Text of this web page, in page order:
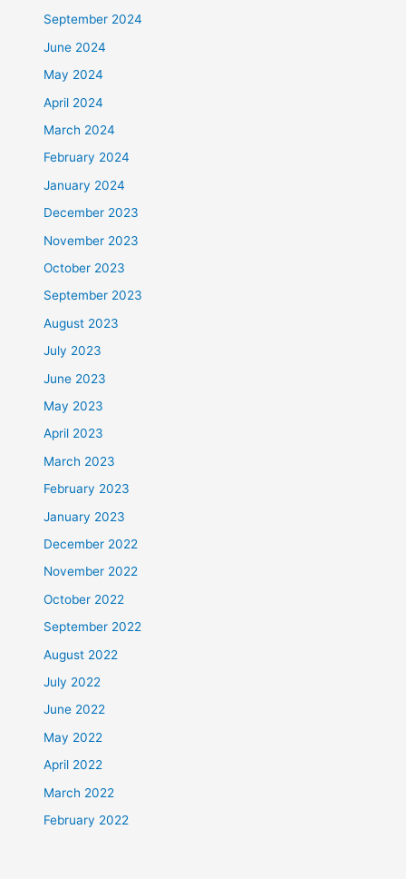
September 2024
June 2024
May 2024
April 2024
March 2024
February 2024
January 2024
December 2023
November 2023
October 2023
September 2023
August 2023
July 2023
June 2023
May 2023
April 2023
March 2023
February 2023
January 2023
December 2022
November 2022
October 2022
September 2022
August 2022
July 2022
June 2022
May 2022
April 2022
March 2022
February 2022